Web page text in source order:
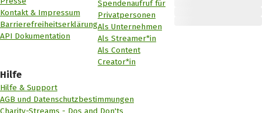
Kontakt & Impressum
Barrierefreiheitserklärung
API Dokumentation
Spendenaufruf für
Privatpersonen
Als Unternehmen
Als Streamer*in
Als Content
Creator*in
Hilfe
Hilfe & Support
AGB und Datenschutzbestimmungen